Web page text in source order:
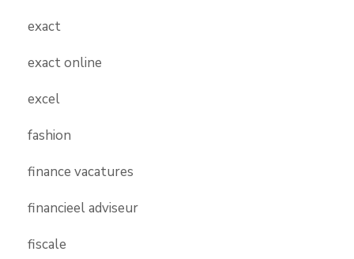
exact
exact online
excel
fashion
finance vacatures
financieel adviseur
fiscale